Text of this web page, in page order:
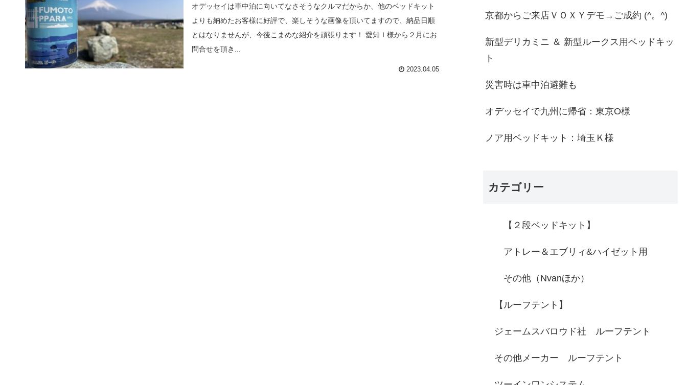
オデッセイは車中泊に向いてなさそうなクルマだからか、他のベッドキット
よりも納めたお客様に好評で、楽しそうな画像を頂いてますので、納品日順
とはなりませんが、今後こまめな紹介を頑張ります！ 愛知Ｉ様から２月にお
問合せを頂き...
2023.04.05
京都からご来店ＶＯＸＹデモ→ご成約 (^。^)
新型デリカミニ ＆ 新型ルークス用ベッドキッ
ト
災害時は車中泊避難も
オデッセイで九州に帰省：東京O様
ノア用ベッドキット：埼玉Ｋ様
カテゴリー
【２段ベッドキット】
アトレー＆エブリィ&ハイゼット用
その他（Nvanほか）
【ルーフテント】
ジェームスバロウド社 ルーフテント
その他メーカー ルーフテント